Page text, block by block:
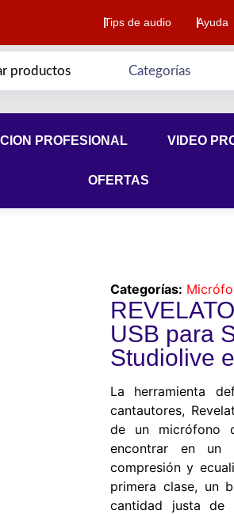
Tips de audio Ayuda
PROFESIONAL VIDEO
OFERTAS
Categorías:
USB para
Studiolive
La herramienta
cantautores,
de un micrófono
encontrar en un
compresión y
primera clase, un
cantidad justa